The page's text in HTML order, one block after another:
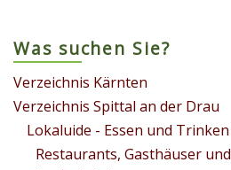
Was suchen Sie?
Verzeichnis Kärnten
Verzeichnis Spittal an der Drau
Lokaluide - Essen und Trinken
Restaurants, Gasthäuser und